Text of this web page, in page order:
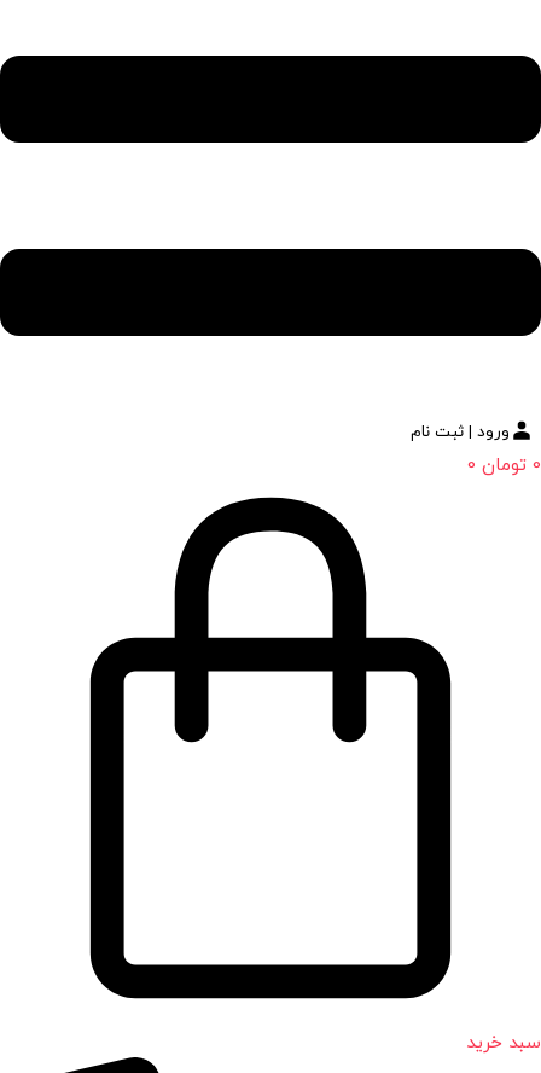
ورود | ثبت نام
0 تومان 0
سبد خرید